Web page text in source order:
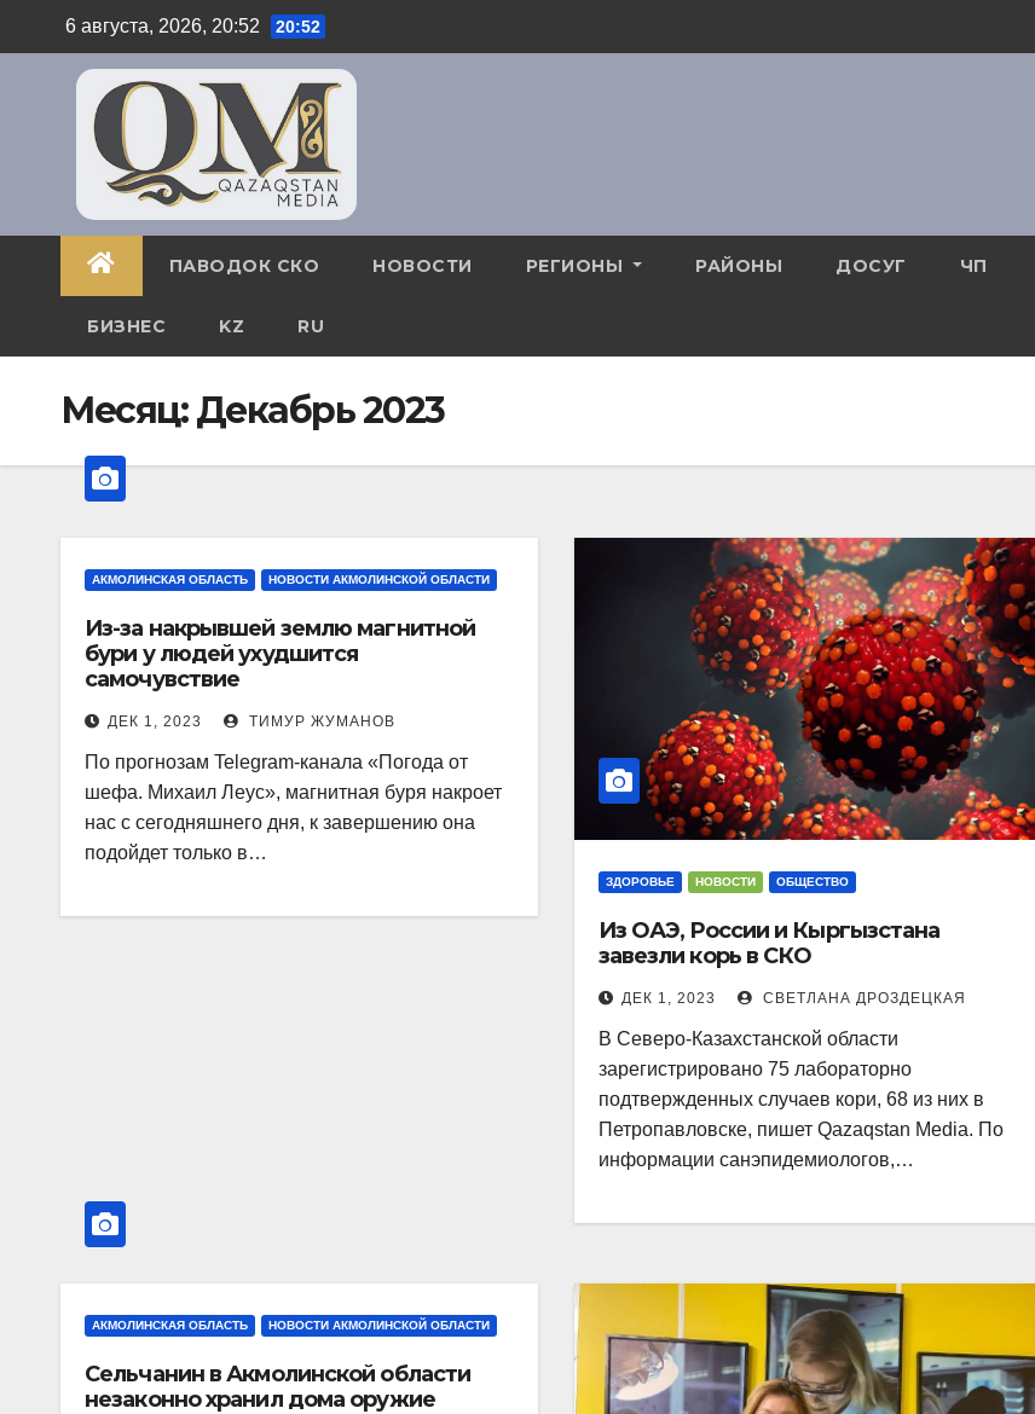
Перейти
к
содержимому
6 августа, 2026, 20:52 20:52
ПАВОДОК СКО НОВОСТИ РЕГИОНЫ РАЙОНЫ ДОСУГ ЧП
БИЗНЕС KZ RU
Месяц:Декабрь 2023
АКМОЛИНСКАЯ ОБЛАСТЬ НОВОСТИ АКМОЛИНСКОЙ ОБЛАСТИ
Из-за накрывшей землю магнитной
бури у людей ухудшится
самочувствие
ДЕК 1, 2023 ТИМУР ЖУМАНОВ
По прогнозам Telegram-канала «Погода от
шефа. Михаил Леус», магнитная буря накроет
нас с сегодняшнего дня, к завершению она
подойдет только в…
ЗДОРОВЬЕ НОВОСТИ ОБЩЕСТВО
Из ОАЭ, России и Кыргызстана
завезли корь в СКО
ДЕК 1, 2023 СВЕТЛАНА ДРОЗДЕЦКАЯ
В Северо-Казахстанской области
зарегистрировано 75 лабораторно
подтвержденных случаев кори, 68 из них в
Петропавловске, пишет Qazaqstan Media. По
информации санэпидемиологов,…
АКМОЛИНСКАЯ ОБЛАСТЬ НОВОСТИ АКМОЛИНСКОЙ ОБЛАСТИ
Сельчанин в Акмолинской области
незаконно хранил дома оружие